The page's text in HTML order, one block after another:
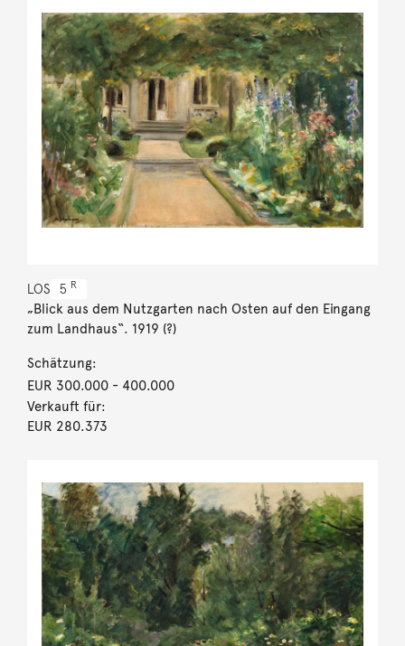
LOS 5 R
„Blick aus dem Nutzgarten nach Osten auf den Eingang
zum Landhaus“. 1919 (?)
Schätzung:
EUR 300.000- 400.000
Verkauft für:
EUR 280.373